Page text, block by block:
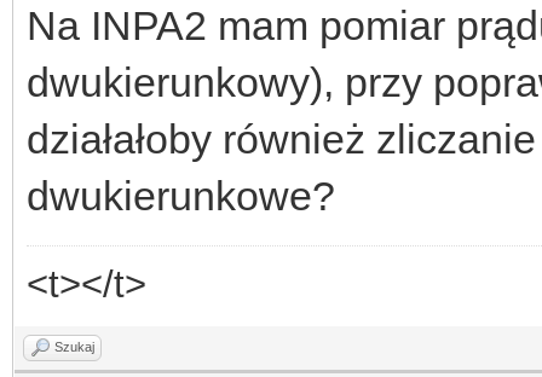
Na INPA2 mam pomiar
dwukierunkowy), przy
działałoby również
dwukierunkowe?
<t></t>
Szukaj